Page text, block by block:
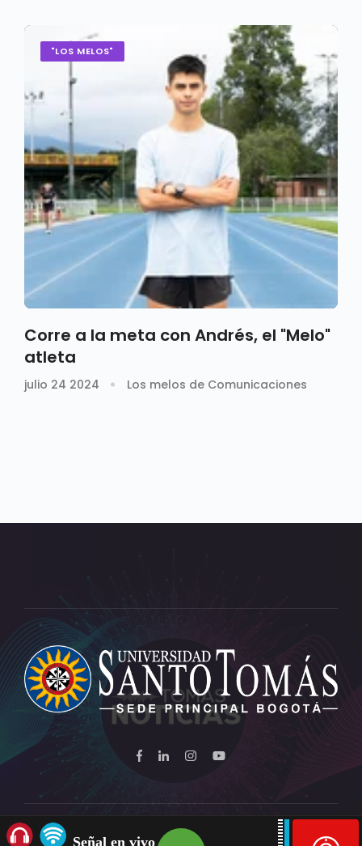
"LOS MELOS"
Corre a la meta con Andrés, el "Melo"
atleta
julio 24 2024 Los melos de Comunicaciones
Señal en vivo